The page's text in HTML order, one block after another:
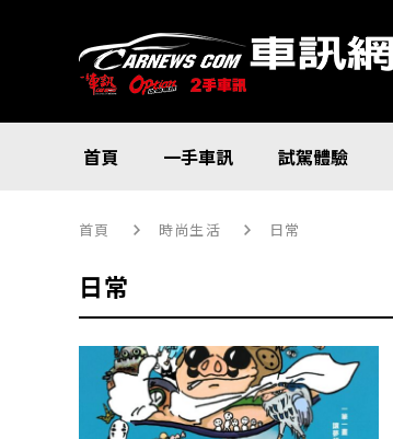
首頁 一手車訊 試駕體驗
首頁 時尚生活 日常
日常